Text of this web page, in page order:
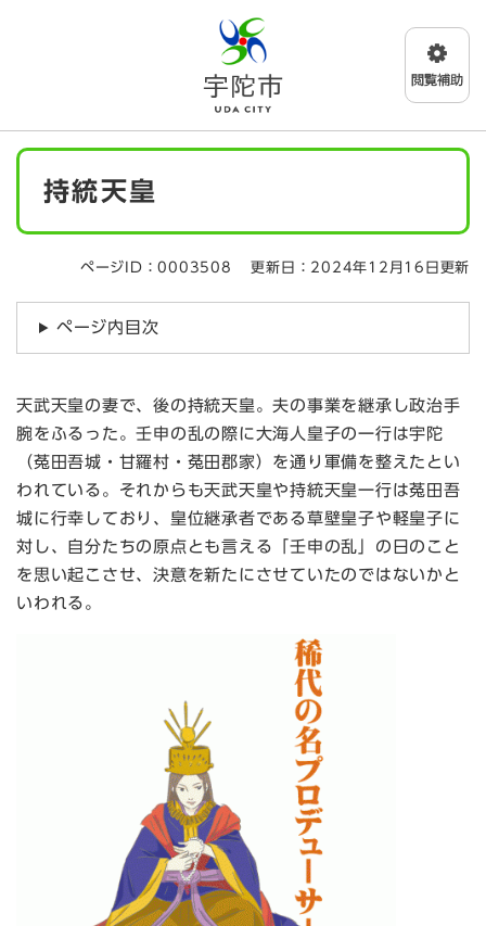
メニューを飛ばして本文へ
本
持統天皇
ページID：0003508 更新日：2024年12月16日更新
ページ内目次
天武天皇の妻で、後の持統天皇。夫の事業を継承し政治手
腕をふるった。壬申の乱の際に大海人皇子の一行は宇陀
（菟田吾城・甘羅村・菟田郡家）を通り軍備を整えたとい
われている。それからも天武天皇や持統天皇一行は菟田吾
城に行幸しており、皇位継承者である草壁皇子や軽皇子に
対し、自分たちの原点とも言える「壬申の乱」の日のこと
を思い起こさせ、決意を新たにさせていたのではないかと
いわれる。